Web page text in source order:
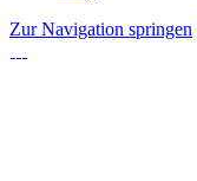
Zur Navigation springen